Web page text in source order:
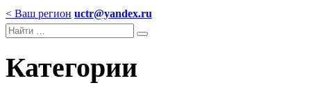
< Ваш регион uctr@yandex.ru
Категории